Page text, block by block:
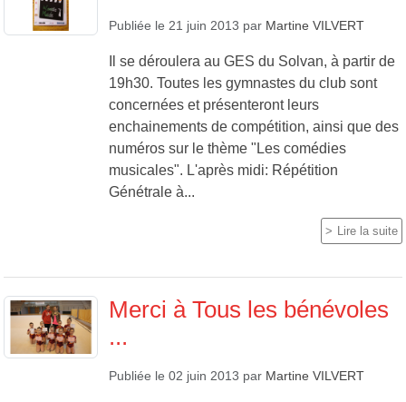
Publiée le 21 juin 2013 par Martine VILVERT
Il se déroulera au GES du Solvan, à partir de
19h30. Toutes les gymnastes du club sont
concernées et présenteront leurs
enchainements de compétition, ainsi que des
numéros sur le thème "Les comédies
musicales". L'après midi: Répétition
Génétrale à...
Lire la suite
Merci à Tous les bénévoles
...
Publiée le 02 juin 2013 par Martine VILVERT